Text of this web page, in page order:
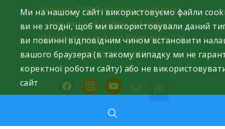
Україна, 19402, Черкаська область,
Черкаський район, м.Корсунь-
Шевченківський вул.Перемоги, 226.
+38(067)7619618
facebookinstagram
youtube
Ми на нашому сайті використовуємо файли
ви не згодні, щоб ми використовували даний
ви повинні відповідним чином встановити
вашого браузера (в такому випадку ми не
коректної роботи сайту) або не
сайт